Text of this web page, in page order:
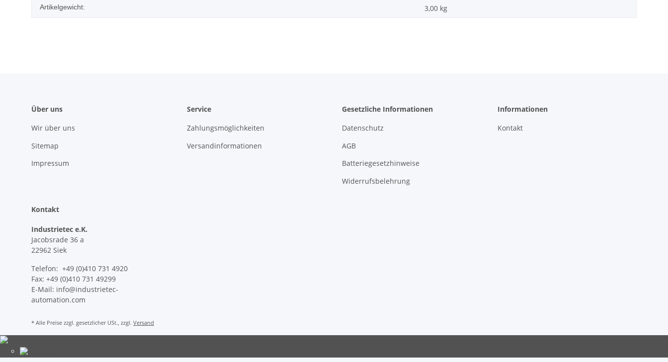
Artikelgewicht: 3,00 kg
Über uns
Wir über uns
Sitemap
Impressum
Service
Zahlungsmöglichkeiten
Versandinformationen
Gesetzliche Informationen
Datenschutz
AGB
Batteriegesetzhinweise
Widerrufsbelehrung
Informationen
Kontakt
Kontakt
Industrietec e.K.
Jacobsrade 36 a
22962 Siek
Telefon: +49 (0)410 731 4920
Fax: +49 (0)410 731 49299
E-Mail: info@industrietec-
automation.com
* Alle Preise zzgl. gesetzlicher USt., zzgl. Versand